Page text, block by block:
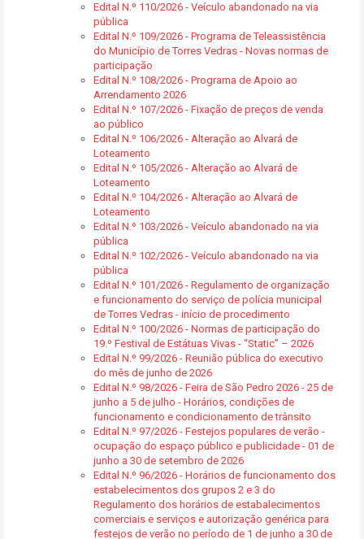
Edital N.º 110/2026 - Veículo abandonado na via
pública
Edital N.º 109/2026 - Programa de Teleassistência
do Município de Torres Vedras - Novas normas de
participação
Edital N.º 108/2026 - Programa de Apoio ao
Arrendamento 2026
Edital N.º 107/2026 - Fixação de preços de venda
ao público
Edital N.º 106/2026 - Alteração ao Alvará de
Loteamento
Edital N.º 105/2026 - Alteração ao Alvará de
Loteamento
Edital N.º 104/2026 - Alteração ao Alvará de
Loteamento
Edital N.º 103/2026 - Veículo abandonado na via
pública
Edital N.º 102/2026 - Veículo abandonado na via
pública
Edital N.º 101/2026 - Regulamento de organização
e funcionamento do serviço de polícia municipal
de Torres Vedras - início de procedimento
Edital N.º 100/2026 - Normas de participação do
19.º Festival de Estátuas Vivas - “Static” – 2026
Edital N.º 99/2026 - Reunião pública do executivo
do mês de junho de 2026
Edital N.º 98/2026 - Feira de São Pedro 2026 - 25 de
junho a 5 de julho - Horários, condições de
funcionamento e condicionamento de trânsito
Edital N.º 97/2026 - Festejos populares de verão -
ocupação do espaço público e publicidade - 01 de
junho a 30 de setembro de 2026
Edital N.º 96/2026 - Horários de funcionamento dos
estabelecimentos dos grupos 2 e 3 do
Regulamento dos horários de estabalecimentos
comerciais e serviços e autorização genérica para
festejos de verão no período de 1 de junho a 30 de